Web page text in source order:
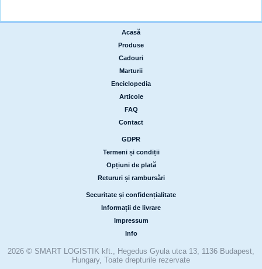
Acasă
Produse
Cadouri
Marturii
Enciclopedia
Articole
FAQ
Contact
GDPR
Termeni și condiții
Opțiuni de plată
Retururi și rambursări
Securitate și confidențialitate
Informații de livrare
Impressum
Info
2026 © SMART LOGISTIK kft., Hegedus Gyula utca 13, 1136 Budapest,
Hungary, Toate drepturile rezervate